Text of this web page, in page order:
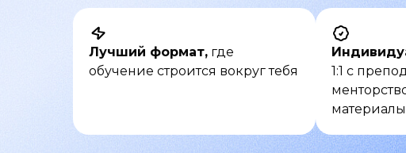
Лучший формат, где
обучение строится вокруг тебя
1:1 с
материалы